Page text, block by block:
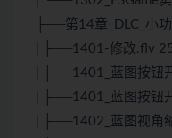
├──第14章_DLC_小
| ├──1401-修改.flv
| ├──1401_蓝图按钮
| ├──1401_蓝图按钮
| ├──1402_蓝图视角